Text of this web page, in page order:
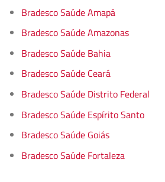
Bradesco Saúde Amapá
Bradesco Saúde Amazonas
Bradesco Saúde Bahia
Bradesco Saúde Ceará
Bradesco Saúde Distrito Federal
Bradesco Saúde Espírito Santo
Bradesco Saúde Goiás
Bradesco Saúde Fortaleza